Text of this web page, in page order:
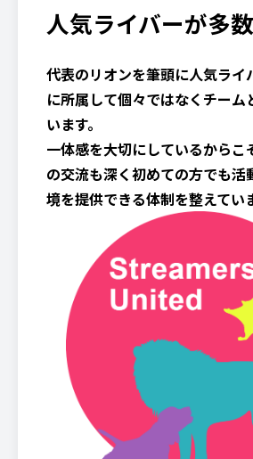
人気ライバーが多
代表のリオンを筆頭に人気ライ
に所属して個々ではなくチーム
います。
一体感を大切にしているからこ
の交流も深く初めての方でも活
境を提供できる体制を整えてい